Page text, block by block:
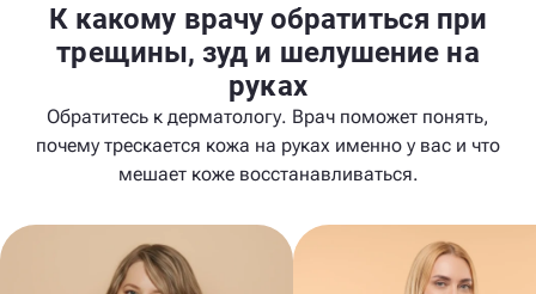
К какому врачу обратиться при
трещины, зуд и шелушение на
руках
Обратитесь к дерматологу. Врач поможет понять,
почему трескается кожа на руках именно у вас и что
мешает коже восстанавливаться.